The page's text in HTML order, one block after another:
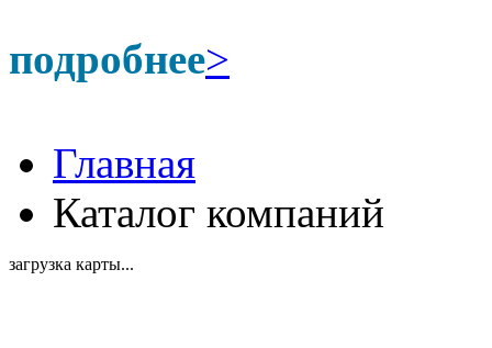
подробнее>
Главная
Каталог компаний
загрузка карты...